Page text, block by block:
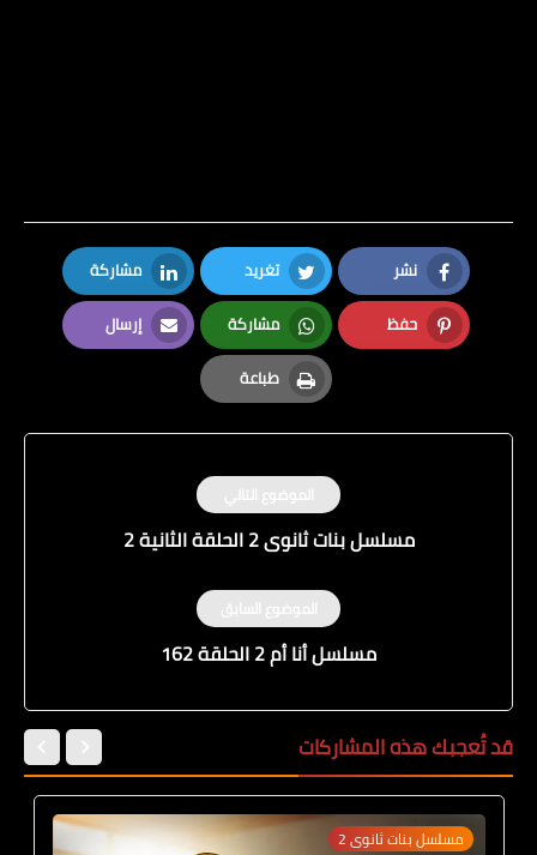
نشر
Facebook
تغريد
Twitter
مشاركة
LinkedIn
حفظ
Pinterest
مشاركة
Whatsapp
إرسال
Email
طباعة
Print
الموضوع التالي
مسلسل بنات ثانوى 2 الحلقة الثانية 2
الموضوع السابق
مسلسل أنا أم 2 الحلقة 162
قد تُعجبك هذه المشاركات
مسلسل بنات ثانوى 2